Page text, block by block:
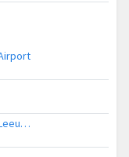
Ambulancehelikopter naar Vliegbasis Leeuwarden